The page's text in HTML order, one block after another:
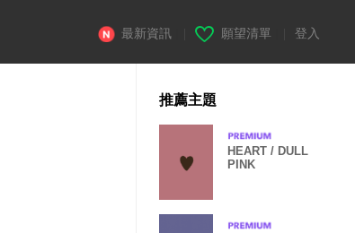
最新資訊 願望清單 登入
推薦主題
HEART / DULL
PINK